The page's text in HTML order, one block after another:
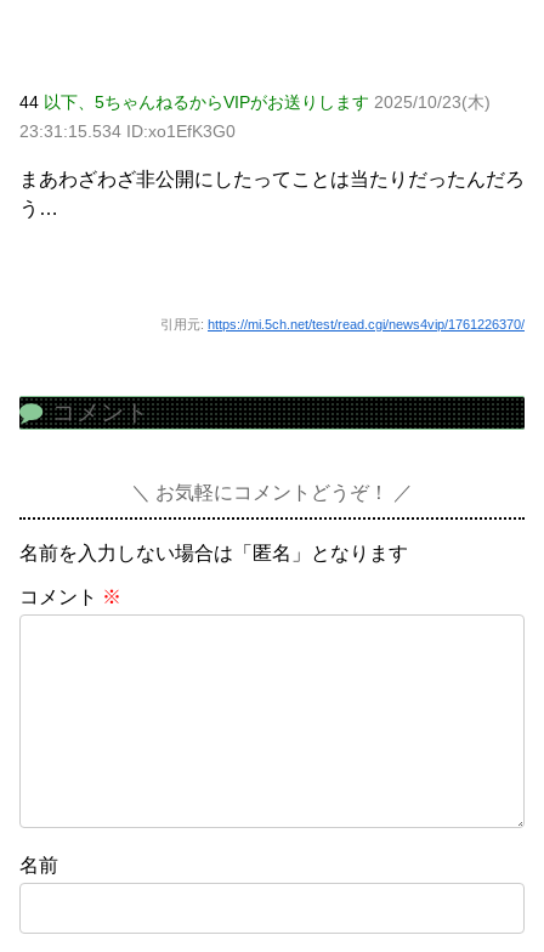
44 以下、5ちゃんねるからVIPがお送りします 2025/10/23(木)
23:31:15.534 ID:xo1EfK3G0
まあわざわざ非公開にしたってことは当たりだったんだろ
う…
引用元: https://mi.5ch.net/test/read.cgi/news4vip/1761226370/
コメント
お気軽にコメントどうぞ！
名前を入力しない場合は「匿名」となります
コメント ※
名前